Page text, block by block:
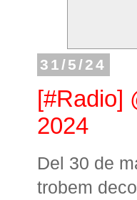
31/5/24
[#Radio]
2024
Del 30 de
trobem